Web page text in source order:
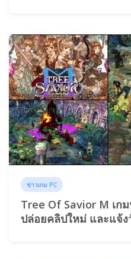
ข่าวเกม PC
Tree Of Savior M เก
ปล่อยคลิปใหม่ และแจ้ง